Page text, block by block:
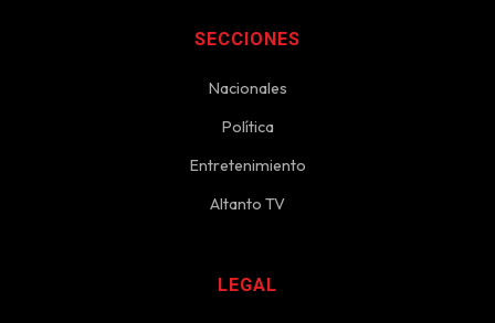
SECCIONES
Nacionales
Política
Entretenimiento
Altanto TV
LEGAL